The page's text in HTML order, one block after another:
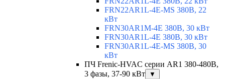
FRN22AR1L-4E-MS 380В, 22
кВт
FRN30AR1M-4E 380В, 30 кВт
FRN30AR1L-4E 380В, 30 кВт
FRN30AR1L-4E-MS 380В, 30
кВт
ПЧ Frenic-HVAC серии AR1 380-480В,
3 фазы, 37-90 кВт
▼